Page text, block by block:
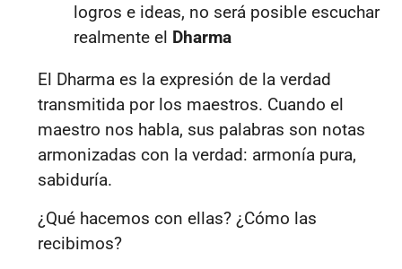
logros e ideas, no será posible escuchar
realmente el Dharma
El Dharma es la expresión de la verdad
transmitida por los maestros. Cuando el
maestro nos habla, sus palabras son notas
armonizadas con la verdad: armonía pura,
sabiduría.
¿Qué hacemos con ellas? ¿Cómo las
recibimos?